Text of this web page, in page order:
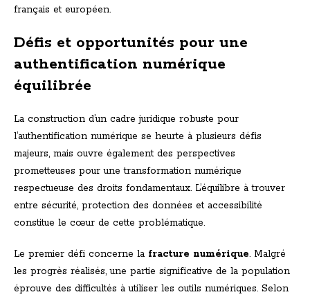
français et européen.
Défis et opportunités pour une
authentification numérique
équilibrée
La construction d’un cadre juridique robuste pour
l’authentification numérique se heurte à plusieurs défis
majeurs, mais ouvre également des perspectives
prometteuses pour une transformation numérique
respectueuse des droits fondamentaux. L’équilibre à trouver
entre sécurité, protection des données et accessibilité
constitue le cœur de cette problématique.
Le premier défi concerne la fracture numérique. Malgré
les progrès réalisés, une partie significative de la population
éprouve des difficultés à utiliser les outils numériques. Selon